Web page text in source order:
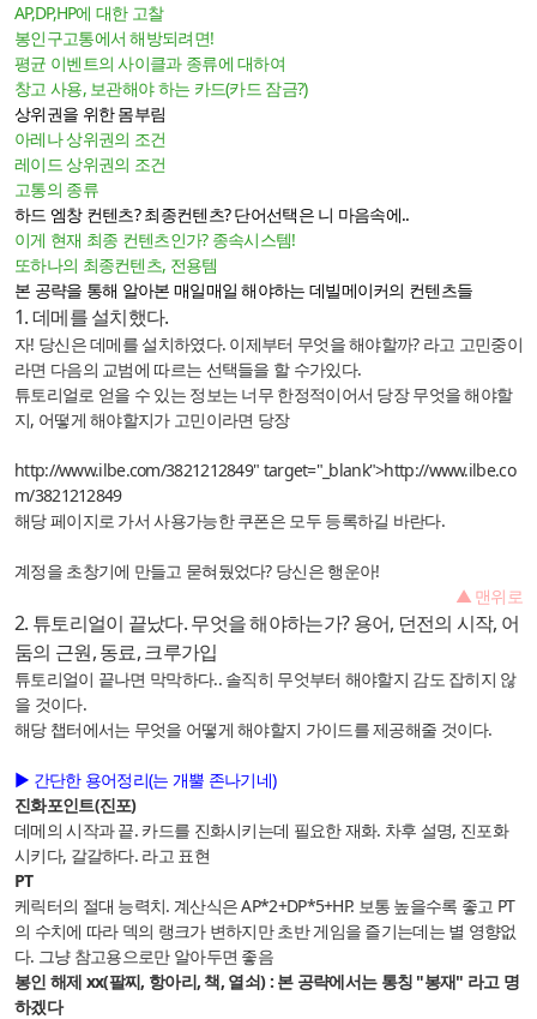
AP,DP,HP에 대한 고찰
봉인구고통에서 해방되려면!
평균 이벤트의 사이클과 종류에 대하여
창고 사용, 보관해야 하는 카드(카드 잠금?)
상위권을 위한 몸부림
아레나 상위권의 조건
레이드 상위권의 조건
고통의 종류
하드 엠창 컨텐츠? 최종컨텐츠? 단어선택은 니 마음속에..
이게 현재 최종 컨텐츠인가? 종속시스템!
또하나의 최종컨텐츠, 전용템
본 공략을 통해 알아본 매일매일 해야하는 데빌메이커의 컨텐츠들
1. 데메를 설치했다.
자! 당신은 데메를 설치하였다. 이제부터 무엇을 해야할까? 라고 고민중이
라면 다음의 교범에 따르는 선택들을 할 수가있다.
튜토리얼로 얻을 수 있는 정보는 너무 한정적이어서 당장 무엇을 해야할
지, 어떻게 해야할지가 고민이라면 당장
http://www.ilbe.com/3821212849" target="_blank">http://www.ilbe.co
m/3821212849
해당 페이지로 가서 사용가능한 쿠폰은 모두 등록하길 바란다.
계정을 초창기에 만들고 묻혀뒀었다? 당신은 행운아!
▲ 맨위로
2. 튜토리얼이 끝났다. 무엇을 해야하는가? 용어, 던전의 시작, 어
둠의 근원, 동료, 크루가입
튜토리얼이 끝나면 막막하다.. 솔직히 무엇부터 해야할지 감도 잡히지 않
을 것이다.
해당 챕터에서는 무엇을 어떻게 해야할지 가이드를 제공해줄 것이다.
▶ 간단한 용어정리(는 개뿔 존나기네)
진화포인트(진포)
데메의 시작과 끝. 카드를 진화시키는데 필요한 재화. 차후 설명, 진포화
시키다, 갈갈하다. 라고 표현
PT
케릭터의 절대 능력치. 계산식은 AP*2+DP*5+HP. 보통 높을수록 좋고 PT
의 수치에 따라 덱의 랭크가 변하지만 초반 게임을 즐기는데는 별 영향없
다. 그냥 참고용으로만 알아두면 좋음
봉인 해제 xx(팔찌, 항아리, 책, 열쇠) : 본 공략에서는 통칭 "봉재" 라고 명
하겠다